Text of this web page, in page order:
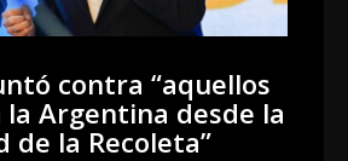
contra “aquellos
Argentina desde la
de la Recoleta”